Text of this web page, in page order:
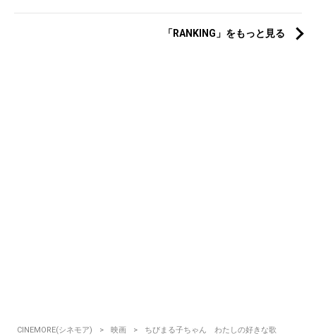
「RANKING」をもっと見る
CINEMORE(シネモア) 映画
ちびまる子ちゃん わたしの好きな歌